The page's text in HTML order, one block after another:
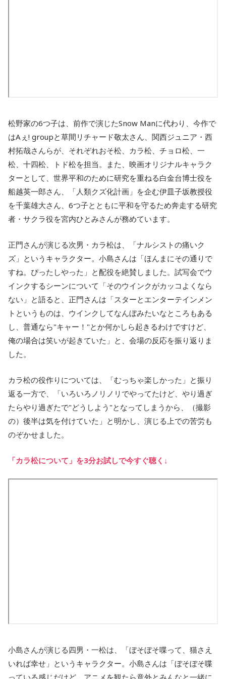
松野家の6つ子は、前作で演じたSnow Manに代わり、今作で
はAぇ! groupと草間リチャード敬太さん、関西ジュニア・西
村拓哉さんらが、それぞれおそ松、カラ松、チョロ松、一
松、十四松、トド松を担当。また、映画オリジナルキャラク
ターとして、世界平和のために研究を重ねる白金台博士役を
船越英一郎さん、「人類クズ化計画」を企む伊皿子坂教授役
を千葉雄大さん、6つ子とともに平和を守るため奔走する研究
者・サクラ役を宮内ひとみさんが務めています。
正門さんが演じる次男・カラ松は、「ナルシストの痛いク
ズ」というキャラクター。小島さんは「ほんまにその通りで
すね。ぴったしやった」と配役を絶賛しました。試写会でウ
インクするシーンについて「そのウインクがカッコよくなら
ない」と語ると、正門さんは「スターとエンターテインメン
トというものは、ウインクしてなんぼみたいなところもある
し、普通なら"キャー！"とか何かしら起きるわけですけど、
俺の場合は笑いが起きていた」と、会場の反応を振り返りま
した。
カラ松の役作りについては、「むっちゃ楽しかった」と振り
返る一方で、「いろいろノリノリでやってたけど、やり過ぎ
たらやり過ぎたで"どうしよう"となってしまうから、（撮影
の）後半は気を付けていた」と明かし、演じる上での苦労も
のぞかせました。
「カラ松について」を3分お試しで今すぐ聴く↓
小島さんが演じる四男・一松は、「ぼそぼそ喋って、猫さえ
いれば幸せ」というキャラクター。小島さんは「ぼそぼそ喋